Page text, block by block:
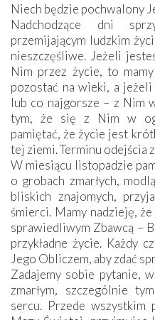
Niech będzie pochwalony
Nadchodzące dni
przemijającym ludzkim
nieszczęśliwe. Jeżeli
Nim przez życie, to
pozostać na wieki, a
lub co najgorsze – z Nim
tym, że się z Nim w
pamiętać, że życie jest
tej ziemi. Terminu odejścia
W miesiącu listopadzie
o grobach zmarłych,
bliskich znajomych,
śmierci. Mamy nadzieję,
sprawiedliwym Zbawcą –
przykładne życie. Każdy
Jego Obliczem, aby zdać
Zadajemy sobie pytanie,
zmarłym, szczególnie
sercu. Przede wszystkim